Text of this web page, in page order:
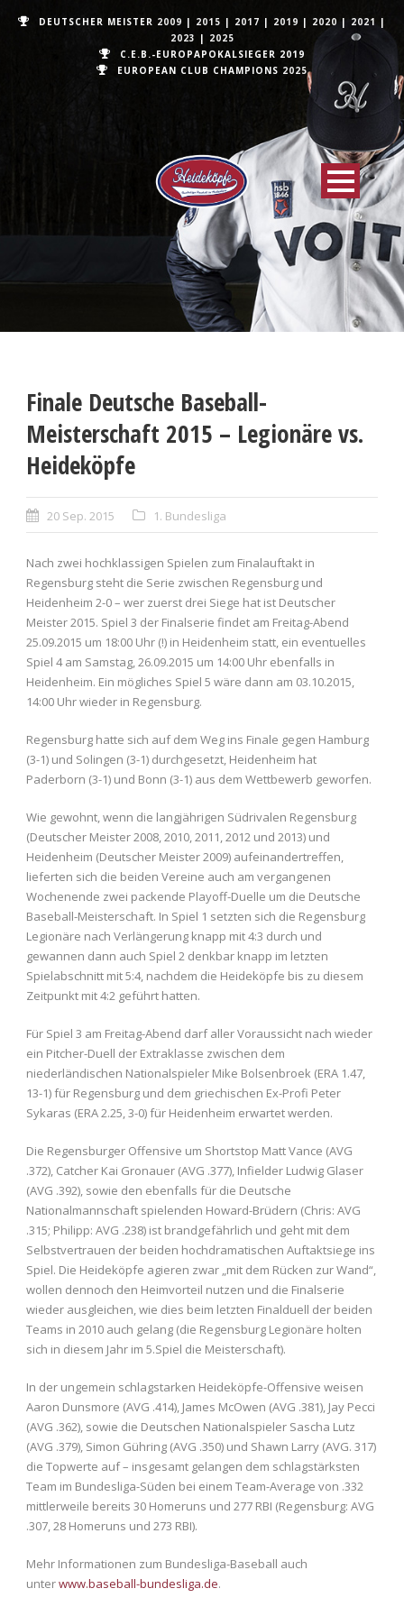
DEUTSCHER MEISTER 2009 | 2015 | 2017 | 2019 | 2020 | 2021 |
2023 | 2025
C.E.B.-EUROPAPOKALSIEGER 2019
EUROPEAN CLUB CHAMPIONS 2025
Finale Deutsche Baseball-
Meisterschaft 2015 – Legionäre vs.
Heideköpfe
20 Sep. 2015 1. Bundesliga
Nach zwei hochklassigen Spielen zum Finalauftakt in
Regensburg steht die Serie zwischen Regensburg und
Heidenheim 2-0 – wer zuerst drei Siege hat ist Deutscher
Meister 2015. Spiel 3 der Finalserie findet am Freitag-Abend
25.09.2015 um 18:00 Uhr (!) in Heidenheim statt, ein eventuelles
Spiel 4 am Samstag, 26.09.2015 um 14:00 Uhr ebenfalls in
Heidenheim. Ein mögliches Spiel 5 wäre dann am 03.10.2015,
14:00 Uhr wieder in Regensburg.
Regensburg hatte sich auf dem Weg ins Finale gegen Hamburg
(3-1) und Solingen (3-1) durchgesetzt, Heidenheim hat
Paderborn (3-1) und Bonn (3-1) aus dem Wettbewerb geworfen.
Wie gewohnt, wenn die langjährigen Südrivalen Regensburg
(Deutscher Meister 2008, 2010, 2011, 2012 und 2013) und
Heidenheim (Deutscher Meister 2009) aufeinandertreffen,
lieferten sich die beiden Vereine auch am vergangenen
Wochenende zwei packende Playoff-Duelle um die Deutsche
Baseball-Meisterschaft. In Spiel 1 setzten sich die Regensburg
Legionäre nach Verlängerung knapp mit 4:3 durch und
gewannen dann auch Spiel 2 denkbar knapp im letzten
Spielabschnitt mit 5:4, nachdem die Heideköpfe bis zu diesem
Zeitpunkt mit 4:2 geführt hatten.
Für Spiel 3 am Freitag-Abend darf aller Voraussicht nach wieder
ein Pitcher-Duell der Extraklasse zwischen dem
niederländischen Nationalspieler Mike Bolsenbroek (ERA 1.47,
13-1) für Regensburg und dem griechischen Ex-Profi Peter
Sykaras (ERA 2.25, 3-0) für Heidenheim erwartet werden.
Die Regensburger Offensive um Shortstop Matt Vance (AVG
.372), Catcher Kai Gronauer (AVG .377), Infielder Ludwig Glaser
(AVG .392), sowie den ebenfalls für die Deutsche
Nationalmannschaft spielenden Howard-Brüdern (Chris: AVG
.315; Philipp: AVG .238) ist brandgefährlich und geht mit dem
Selbstvertrauen der beiden hochdramatischen Auftaktsiege ins
Spiel. Die Heideköpfe agieren zwar „mit dem Rücken zur Wand“,
wollen dennoch den Heimvorteil nutzen und die Finalserie
wieder ausgleichen, wie dies beim letzten Finalduell der beiden
Teams in 2010 auch gelang (die Regensburg Legionäre holten
sich in diesem Jahr im 5.Spiel die Meisterschaft).
In der ungemein schlagstarken Heideköpfe-Offensive weisen
Aaron Dunsmore (AVG .414), James McOwen (AVG .381), Jay Pecci
(AVG .362), sowie die Deutschen Nationalspieler Sascha Lutz
(AVG .379), Simon Gühring (AVG .350) und Shawn Larry (AVG. 317)
die Topwerte auf – insgesamt gelangen dem schlagstärksten
Team im Bundesliga-Süden bei einem Team-Average von .332
mittlerweile bereits 30 Homeruns und 277 RBI (Regensburg: AVG
.307, 28 Homeruns und 273 RBI).
Mehr Informationen zum Bundesliga-Baseball auch
unterwww.baseball-bundesliga.de.